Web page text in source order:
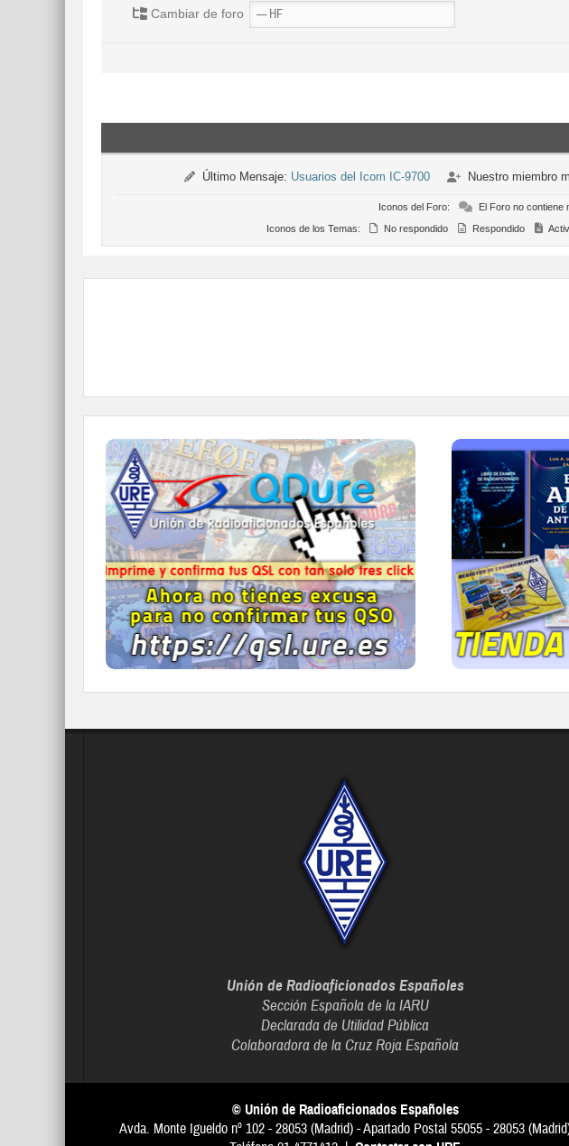
Cambiar de foro
Último Mensaje: Usuarios del Icom IC-9700 Nuestro miembro
Iconos del Foro: El Foro no contiene
Iconos de los Temas:
No respondido Respondido
QDURE - https://qsl.ure.es
Imprime y confirma tus QSL en tan solo tres
click.
Nunca fue tan fácil y cómodo
el confirmar tus contactos.
IR A QDURE
gorras, tazas,
IR A
Unión de Radioaficionados Españoles
Sección Española de la IARU
Declarada de Utilidad Pública
Colaboradora de la Cruz Roja Española
© Unión de Radioaficionados Españoles
Avda. Monte Igueldo nº 102 - 28053 (Madrid) - Apartado Postal 55055 - 28053